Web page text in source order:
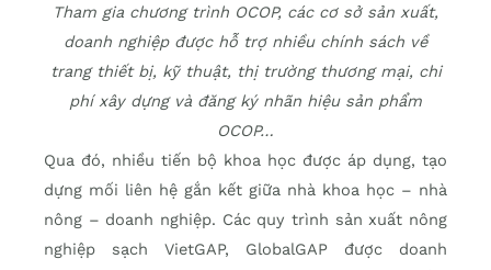
Tham gia chương trình OCOP, các cơ sở sản xuất,
doanh nghiệp được hỗ trợ nhiều chính sách về
trang thiết bị, kỹ thuật, thị trường thương mại, chi
phí xây dựng và đăng ký nhãn hiệu sản phẩm
OCOP…
Qua đó, nhiều tiến bộ khoa học được áp dụng, tạo
dựng mối liên hệ gắn kết giữa nhà khoa học – nhà
nông – doanh nghiệp. Các quy trình sản xuất nông
nghiệp sạch VietGAP, GlobalGAP được doanh